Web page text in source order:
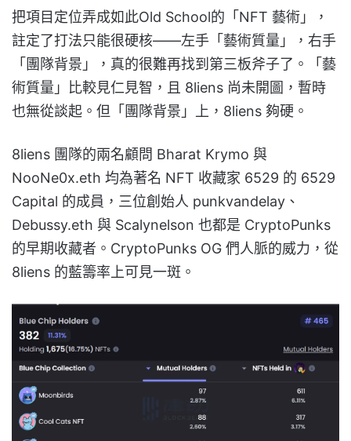
把項目定位弄成如此Old School的「NFT 藝術」，
註定了打法只能很硬核——左手「藝術質量」，右手
「團隊背景」，真的很難再找到第三板斧子了。「藝
術質量」比較見仁見智，且 8liens 尚未開圖，暫時
也無從談起。但「團隊背景」上，8liens 夠硬。
8liens 團隊的兩名顧問 Bharat Krymo 與
NooNe0x.eth 均為著名 NFT 收藏家 6529 的 6529
Capital 的成員，三位創始人 punkvandelay、
Debussy.eth 與 Scalynelson 也都是 CryptoPunks
的早期收藏者。CryptoPunks OG 們人脈的威力，從
8liens 的藍籌率上可見一斑。